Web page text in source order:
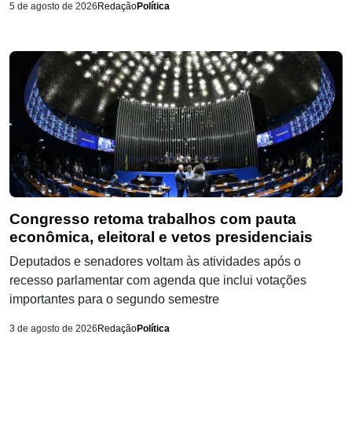
5 de agosto de 2026 RedaçãoPolítica
Congresso retoma trabalhos com pauta
econômica, eleitoral e vetos presidenciais
Deputados e senadores voltam às atividades após o
recesso parlamentar com agenda que inclui votações
importantes para o segundo semestre
3 de agosto de 2026 RedaçãoPolítica